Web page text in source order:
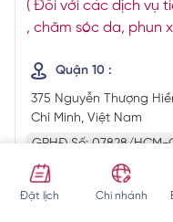
( Đối với các dịch vụ
, chăm sóc da, phun
Quận 10 :
375 Nguyễn Thượng
Chí Minh, Việt Nam
GPHĐ Số: 07828/HCM-
Đặt lịch Chi nhánh